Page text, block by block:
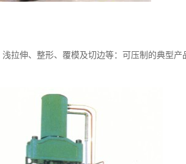
拉伸、整形、覆模及切边等：可压制的典型